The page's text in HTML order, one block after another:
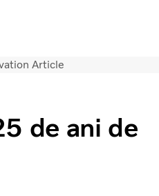
Conectare
Article
de ani de